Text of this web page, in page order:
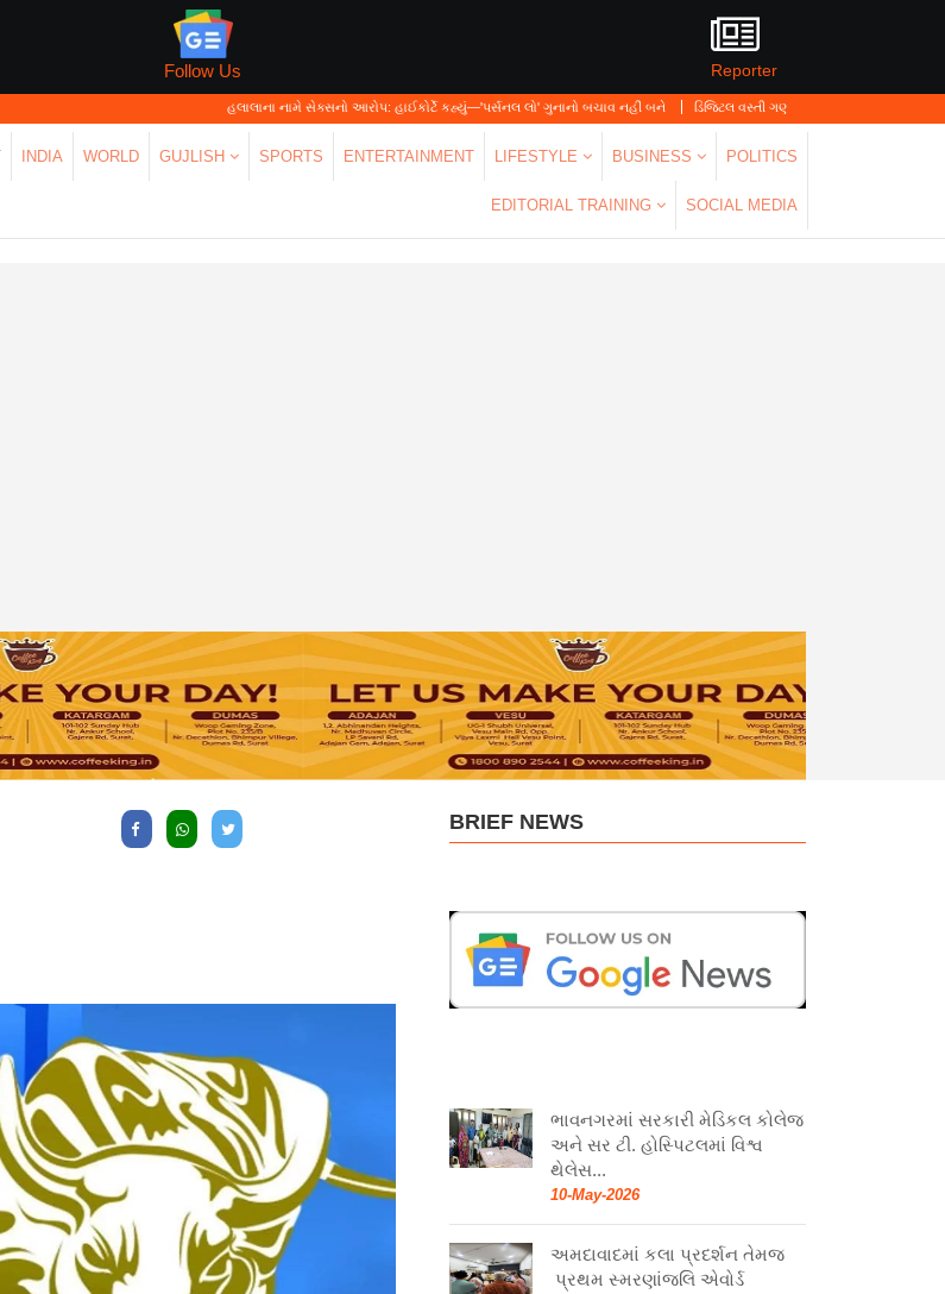
Follow Us
Reporter
હલાલાના નામે સેક્સનો આરોપ: હાઈકોર્ટે કહ્યું—'પર્સનલ લો' ગુનાનો બચાવ નહીં બને ડિજિટલ વસ્તી ગણતરી 2026-27નો પ્રારંભ, ઘર બેઠા આજે જ
INDIA WORLD GUJLISH SPORTS ENTERTAINMENT LIFESTYLE BUSINESS POLITICS
EDITORIAL TRAINING SOCIAL MEDIA
BRIEF NEWS
ભાવનગરમાં સરકારી મેડિકલ કોલેજ
અને સર ટી. હોસ્પિટલમાં વિશ્વ
થેલેસ...
10-May-2026
અમદાવાદમાં કલા પ્રદર્શન તેમજ
પ્રથમ સ્મરણાંજલિ એવોર્ડ